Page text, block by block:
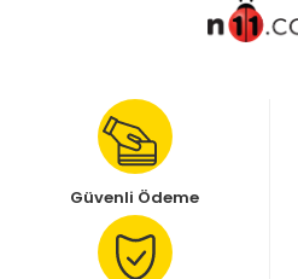
Güvenli Ödeme